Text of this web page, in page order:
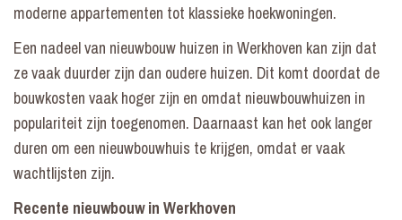
moderne appartementen tot klassieke hoekwoningen.
Een nadeel van nieuwbouw huizen in Werkhoven kan zijn dat
ze vaak duurder zijn dan oudere huizen. Dit komt doordat de
bouwkosten vaak hoger zijn en omdat nieuwbouwhuizen in
populariteit zijn toegenomen. Daarnaast kan het ook langer
duren om een nieuwbouwhuis te krijgen, omdat er vaak
wachtlijsten zijn.
Recente nieuwbouw in Werkhoven